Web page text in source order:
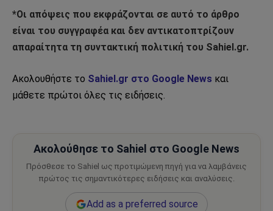
*Οι απόψεις που εκφράζονται σε αυτό το άρθρο
είναι του συγγραφέα και δεν αντικατοπτρίζουν
απαραίτητα τη συντακτική πολιτική του Sahiel.gr.​​​​​​​​
Ακολουθήστε το Sahiel.gr στο Google News και
μάθετε πρώτοι όλες τις ειδήσεις.
Ακολούθησε το Sahiel στο Google News
Πρόσθεσε το Sahiel ως προτιμώμενη πηγή για να λαμβάνεις
πρώτος τις σημαντικότερες ειδήσεις και αναλύσεις.
Add as a preferred source